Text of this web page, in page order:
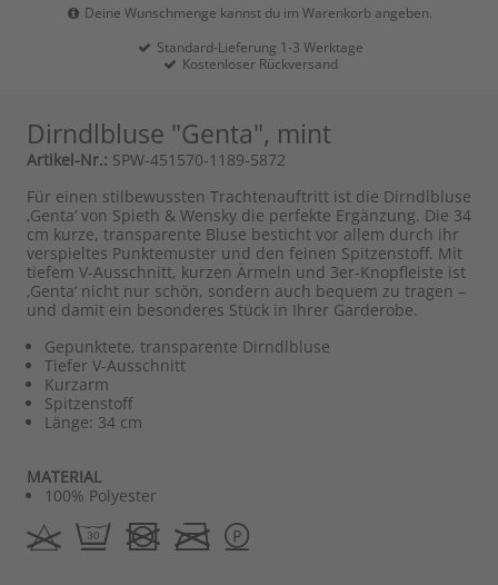
Deine Wunschmenge kannst du im Warenkorb angeben.
Standard-Lieferung 1-3 Werktage
Kostenloser Rückversand
Dirndlbluse "Genta", mint
Artikel-Nr.: SPW-451570-1189-5872
Für einen stilbewussten Trachtenauftritt ist die Dirndlbluse
‚Genta‘ von Spieth & Wensky die perfekte Ergänzung. Die 34
cm kurze, transparente Bluse besticht vor allem durch ihr
verspieltes Punktemuster und den feinen Spitzenstoff. Mit
tiefem V-Ausschnitt, kurzen Ärmeln und 3er-Knopfleiste ist
‚Genta‘ nicht nur schön, sondern auch bequem zu tragen –
und damit ein besonderes Stück in Ihrer Garderobe.
Gepunktete, transparente Dirndlbluse
Tiefer V-Ausschnitt
Kurzarm
Spitzenstoff
Länge: 34 cm
MATERIAL
100% Polyester